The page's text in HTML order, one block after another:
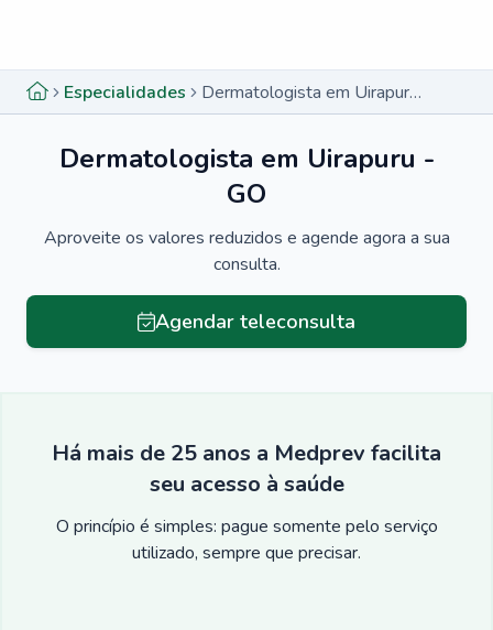
Especialidades Dermatologista em Uirapuru - GO
Dermatologista em Uirapuru -
GO
Aproveite os valores reduzidos e agende agora a sua
consulta.
Agendar teleconsulta
Há mais de 25 anos a Medprev facilita
seu acesso à saúde
O princípio é simples: pague somente pelo serviço
utilizado, sempre que precisar.